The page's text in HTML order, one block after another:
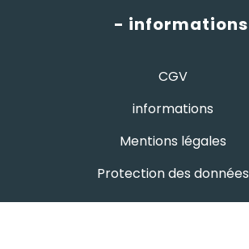
- informations
CGV
informations
Mentions légales
Protection des données